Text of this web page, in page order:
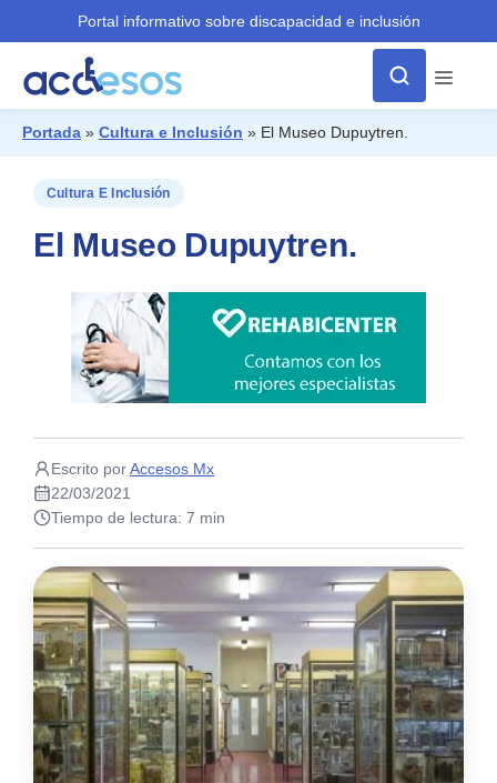
Portal informativo sobre discapacidad e inclusión
Menú
Portada » Cultura e Inclusión » El Museo Dupuytren.
Cultura E Inclusión
El Museo Dupuytren.
Escrito porAccesos Mx
22/03/2021
Tiempo de lectura: 7 min